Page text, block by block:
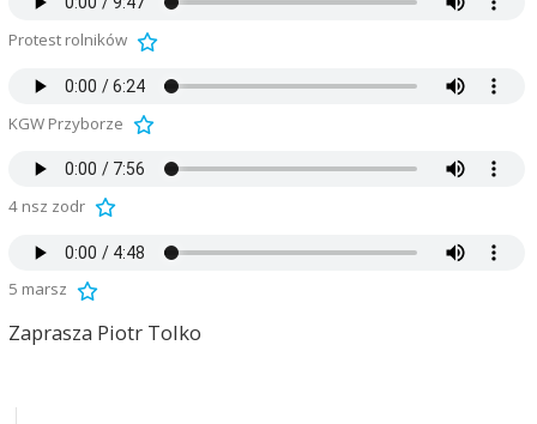
Protest rolników
KGW Przyborze
4 nsz zodr
5 marsz
Zaprasza Piotr Tolko